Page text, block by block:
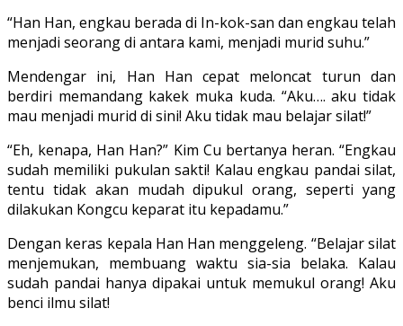
“Han Han, engkau berada di In-kok-san dan engkau telah
menjadi seorang di antara kami, menjadi murid suhu.”
Mendengar ini, Han Han cepat me­loncat turun dan
berdiri memandang kakek muka kuda. “Aku…. aku tidak
mau menjadi murid di sini! Aku tidak mau belajar silat!”
“Eh, kenapa, Han Han?” Kim Cu ber­tanya heran. “Engkau
sudah memiliki pukulan sakti! Kalau engkau pandai silat,
tentu tidak akan mudah dipukul orang, seperti yang
dilakukan Kongcu keparat itu kepadamu.”
Dengan keras kepala Han Han meng­geleng. “Belajar silat
menjemukan, mem­buang waktu sia-sia belaka. Kalau
sudah pandai hanya dipakai untuk memukul orang! Aku
benci ilmu silat!